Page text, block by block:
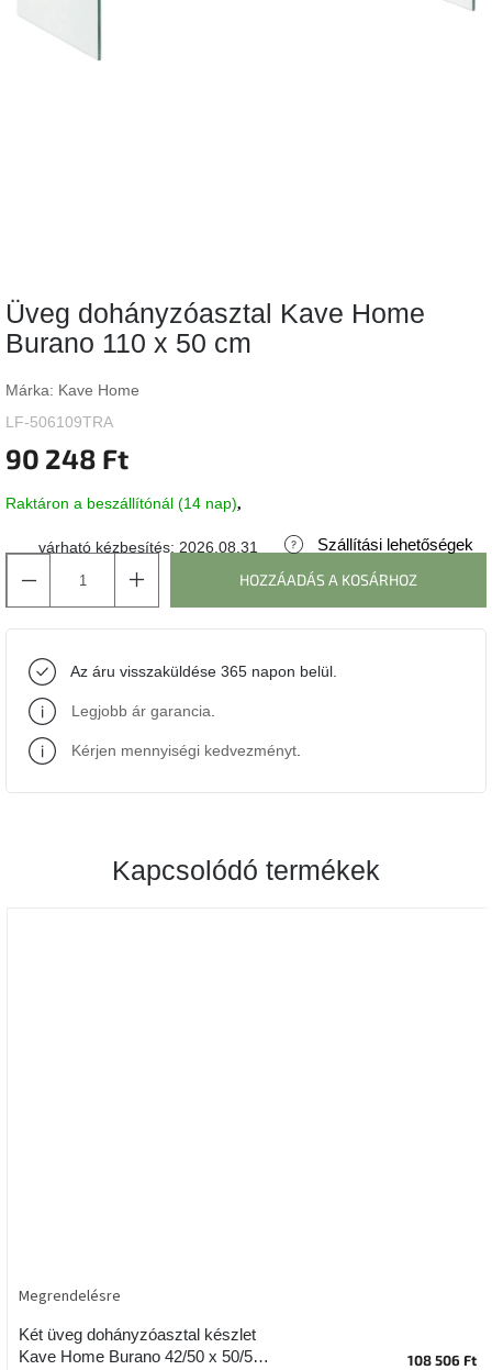
Vizsgálati
kategória
gyűjtemény
Home
gyűjtemény
Richmond
gyűjtemény
line
Tenzo
Ame
Yens
Szezonális
Belső
tavaszi
színekben
Üveg dohányzóasztal Kave Home
Burano 110 x 50 cm
Márka: Kave Home
LF-506109TRA
90 248 Ft
Raktáron a beszállítónál (14 nap)
várható kézbesítés: 2026.08.31
Szállítási lehetőségek
HOZZÁADÁS A KOSÁRHOZ
Az áru visszaküldése 365 napon belül.
Legjobb ár garancia
Kérjen mennyiségi kedvezményt
Kapcsolódó termékek
Két üveg dohányzóasztal készlet
Kave Home Burano 42/50 x 50/50
Megrendelésre
108 506 Ft